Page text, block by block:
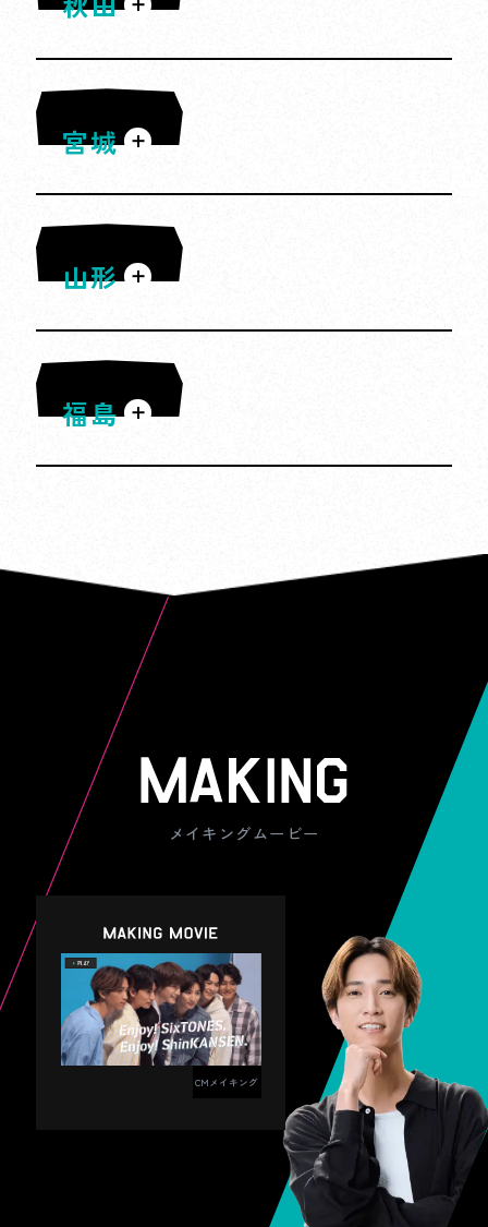
対象となる新幹線eチケットご利用
回数１回につき抽選口数が１口とな
り、口数の上限はありません。ただ
し、複数人分を同一行程でご一緒に
「１」となります。
ex.東京ー仙台、東京ー新青森と1名
様分ずつ２回新幹線eチケットをご
２名様分お申し込みいただいた場合
は、抽選口数は「１」となります。
当選者の発表は当選者への賞品の発送をも
いただいているご住所への発送となります
ので、キャンペーンエントリーの際にJRE
POINT会員登録情報をご確認ください。
抽選結果についてはお答えできませんの
で、ご了承ください。
キャンペーンにご参加いただいたお客さま
には、JRE POINT Webサイトより、お得な
新幹線旅行のご案内をさせていただきま
す。
・
本キャンペーンはやむを得ない事情によ
り、予告なく変更となることがあります。
本キャンペーンへのご応募は、日本国内に
お住まいの方に限らせていただきます。
当選賞品の販売・換金はできません。
当選資格の第三者への譲渡、貸与、名義変
更、担保設定等はできません。
奥入瀬渓流
冬の森に現れる氷の滝はまるでアート。澄
んだ空気と白銀の景色に包まれて、特別感
たっぷりの絶景が楽しめます。
※写真提供：十和田奥入瀬観光機構
リンゴ市場
真っ赤に並ぶリンゴがずらり！品種食べ比
べやおみやげ探しも楽しくて、甘酸っぱい
香りに包まれるだけで気分が上がる。
龍泉洞
神秘的な地底湖と透明度が魅力。透き通る
青の地底湖が広がる超自然的な空間。幻想
的な非日常を体験しよう。
滝観洞
ヘルメットをかぶって洞窟探検。狭い道を
進むと現れる地底の大滝は、想像以上の迫
力にびっくり。
大湯環状列石
なまはげ立像
迫力満点のなまはげがドーンとお出迎え！
怖さと面白さが同居する、旅の思い出に残
宮城
湯けむりに包まれながらのんびり。泉質や
景色の違いを楽しむ湯めぐりは、旅の贅沢
なひととき。
山形
白川湖の水没林
雪どけ水で満たされた湖の中から木々が立
ち上がったように見える、3月下旬～5月下
旬限定の幻想的な風景。静けさと光のコン
トラストが、写真映え間違いなし。
福島
海トレッキング（うまさんぽ）
青く澄んだ海岸沿いを馬に乗って散歩。海
風と潮の香り、馬の足音に癒される！
※写真提供：Horse Value
メイキングムービー
CMメイキング